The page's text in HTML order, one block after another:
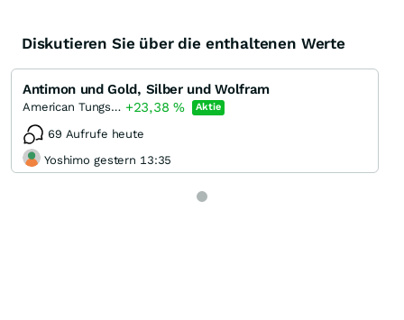
Diskutieren Sie über die enthaltenen Werte
Antimon und Gold, Silber und Wolfram
American Tungsten & Antimony +23,38 % Aktie
69 Aufrufe heute
Yoshimo gestern 13:35